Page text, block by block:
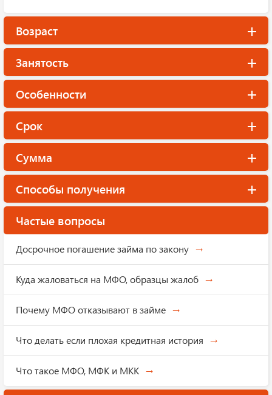
Возраст
Занятость
Особенности
Срок
Сумма
Способы получения
Частые вопросы
Досрочное погашение займа по закону
Куда жаловаться на МФО, образцы жалоб
Почему МФО отказывают в займе
Что делать если плохая кредитная история
Что такое МФО, МФК и МКК